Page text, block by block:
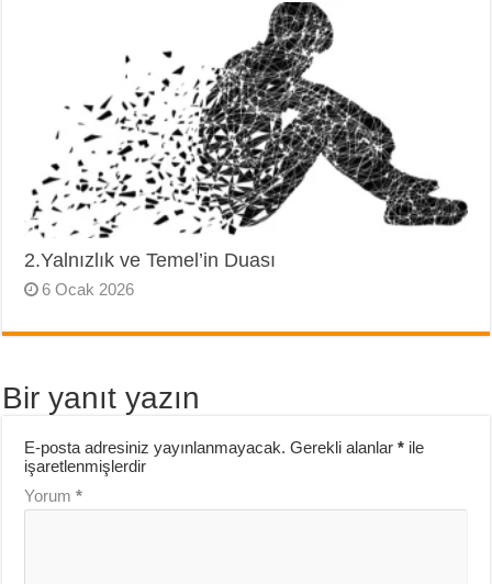
2.Yalnızlık ve Temel’in Duası
6 Ocak 2026
Bir yanıt yazın
E-posta adresiniz yayınlanmayacak. Gerekli alanlar* ile
işaretlenmişlerdir
Yorum*